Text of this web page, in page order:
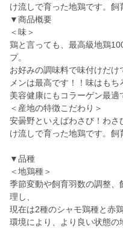
け流しで育った地鶏です。飼
▼商品概要
＜味＞
鶏と言っても、最高級地鶏
プ。
お好みの調味料で味付けだ
メンは最高です！！味はもち
美容健康にもコラーゲン最適
＜産地の特徴こだわり＞
安曇野といえばわさび！わ
け流しで育った地鶏です。飼
▼品種
＜地鶏種＞
季節変動や飼育羽数の調整
理し、
現在は2種のシャモ鶏種と赤
環境により、より良い状態の